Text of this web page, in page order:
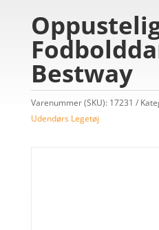
Bestway
Varenummer (SKU): 17231
Udendørs Legetøj